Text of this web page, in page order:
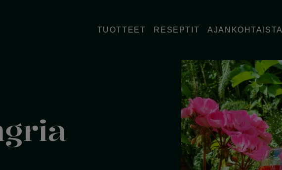
TUOTTEET RESEPTIT AJANKOHTAISTA